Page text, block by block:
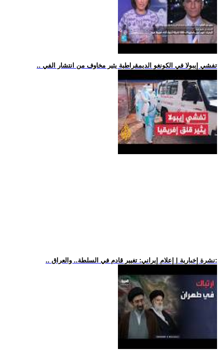
.. تفشي إيبولا في الكونغو الديمقراطية يثير مخاوف من انتشار الفي
.. نشرة إخبارية | إعلام إيراني: تغيير قادم في السلطة.. والعراق: